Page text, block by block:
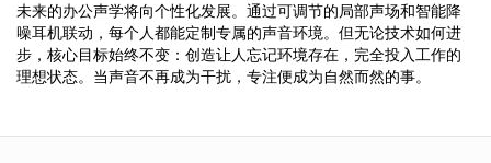
未来的办公声学将向个性化发展。通过可调节的局部声场和智能降
噪耳机联动，每个人都能定制专属的声音环境。但无论技术如何进
步，核心目标始终不变：创造让人忘记环境存在，完全投入工作的
理想状态。当声音不再成为干扰，专注便成为自然而然的事。